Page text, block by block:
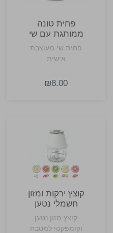
פחית טונה
ממותגת עם שי
בפנים
פחית שי מעוצבת
אישית
₪8.00
קוצץ ירקות ומזון
חשמלי נטען
USB צ'ופי –
300 מ"ל
קוצץ מזון נטען
וקומפקטי למטבח